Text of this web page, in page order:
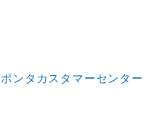
ポンタカスタマーセンター